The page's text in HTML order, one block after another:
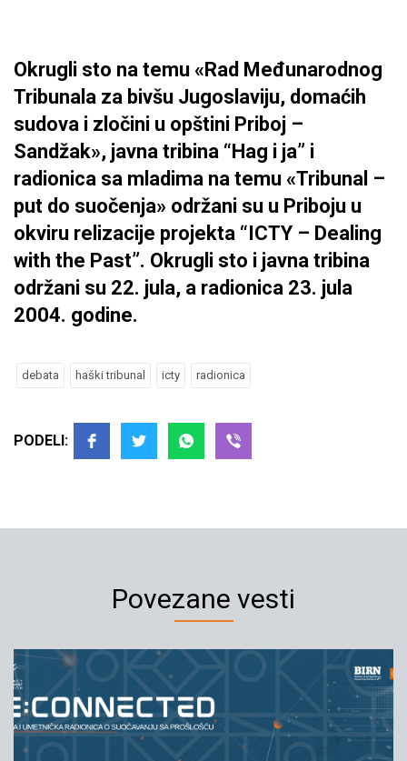
Okrugli sto na temu «Rad Međunarodnog
Tribunala za bivšu Jugoslaviju, domaćih
sudova i zločini u opštini Priboj –
Sandžak», javna tribina “Hag i ja” i
radionica sa mladima na temu «Tribunal –
put do suočenja» održani su u Priboju u
okviru relizacije projekta “ICTY – Dealing
with the Past”. Okrugli sto i javna tribina
održani su 22. jula, a radionica 23. jula
2004. godine.
debata haški tribunal icty radionica
PODELI:
Povezane vesti